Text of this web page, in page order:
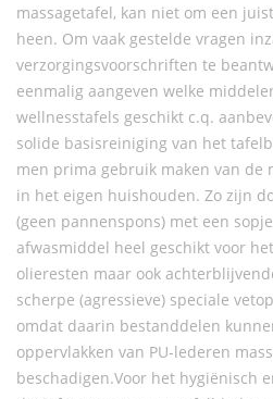
massagetafel, kan niet om een
heen. Om vaak gestelde vragen
verzorgingsvoorschriften te
eenmalig aangeven welke
wellnesstafels geschikt c.q.
solide basisreiniging van het
men prima gebruik maken van de
in het eigen huishouden. Zo zijn
(geen pannenspons) met een
afwasmiddel heel geschikt voor
olieresten maar ook
scherpe (agressieve) speciale
omdat daarin bestanddelen
oppervlakken van PU-lederen
beschadigen.Voor het hygiënisch